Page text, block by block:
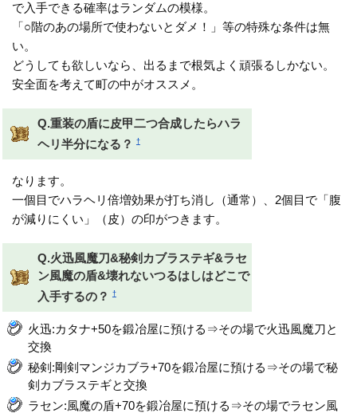
で入手できる確率はランダムの模様。
「○階のあの場所で使わないとダメ！」等の特殊な条件は無
い。
どうしても欲しいなら、出るまで根気よく頑張るしかない。
安全面を考えて町の中がオススメ。
Q.重装の盾に皮甲二つ合成したらハラ
ヘリ半分になる？
†
なります。
一個目でハラヘリ倍増効果が打ち消し（通常）、2個目で「腹
が減りにくい」（皮）の印がつきます。
Q.火迅風魔刀&秘剣カブラステギ&ラセ
ン風魔の盾&壊れないつるはしはどこで
入手するの？
†
火迅:カタナ+50を鍛冶屋に預ける⇒その場で火迅風魔刀と
交換
秘剣:剛剣マンジカブラ+70を鍛冶屋に預ける⇒その場で秘
剣カブラステギと交換
ラセン:風魔の盾+70を鍛冶屋に預ける⇒その場でラセン風